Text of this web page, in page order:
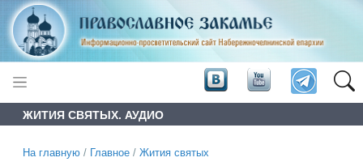
ЖИТИЯ СВЯТЫХ. АУДИО
На главную / Главное / Жития святых